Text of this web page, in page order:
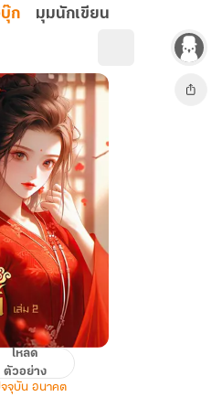
ก มุมนักเขียน
โหลด
ตัวอย่าง
จุบัน อนาคต